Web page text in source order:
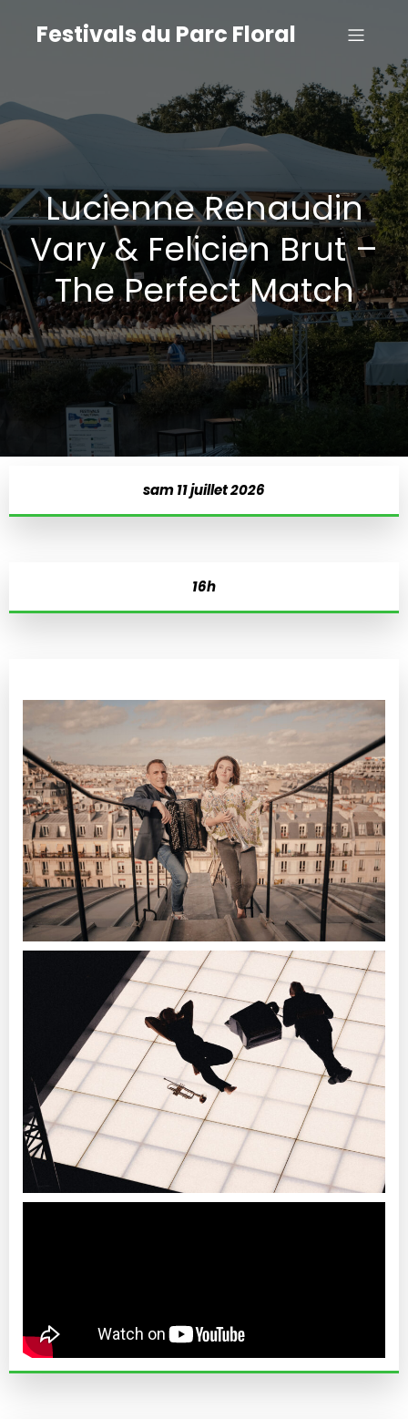
Festivals du Parc Floral
Lucienne Renaudin
Vary & Felicien Brut –
The Perfect Match
sam 11 juillet 2026
16h